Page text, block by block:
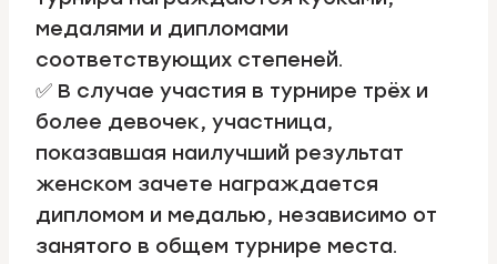
медалями и дипломами
соответствующих степеней.
✅ В случае участия в турнире трёх и
более девочек, участница,
показавшая наилучший результат
женском зачете награждается
дипломом и медалью, независимо от
занятого в общем турнире места.